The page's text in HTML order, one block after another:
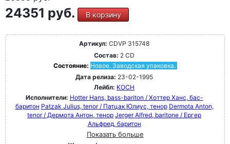
24351 руб. В корзину
Артикул: CDVP 315748
Состав: 2 CD
Состояние: Новое. Заводская упаковка.
Дата релиза: 23-02-1995
Лейбл: KOCH
Исполнители: Hotter Hans, bass-bariton / Хоттер Ханс, бас-
баритон Patzak Julius, tenor / Патцак Юлиус, тенор Dermota Anton,
tenor / Дермота Антон, тенор Jerger Alfred, baritone / Ергер
Альфред, баритон
Показать больше